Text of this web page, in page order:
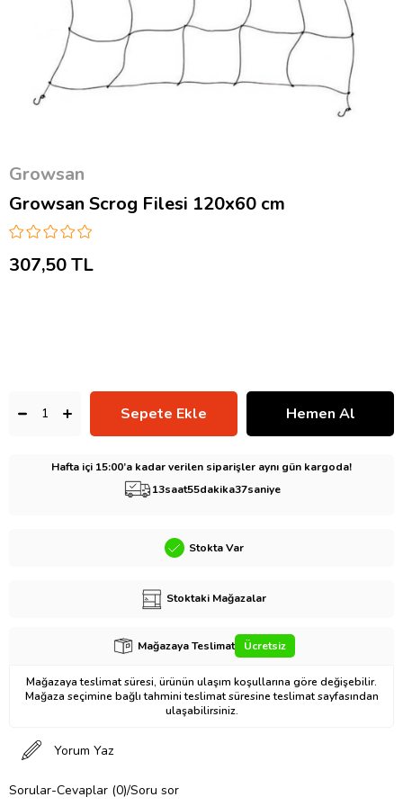
Growsan
Growsan Scrog Filesi 120x60 cm
307,50 TL
Hafta içi 15:00’a kadar verilen siparişler aynı gün kargoda!
13saat55dakika36saniye
Stokta Var
Stoktaki Mağazalar
Mağazaya Teslimat Ücretsiz
Mağazaya teslimat süresi, ürünün ulaşım koşullarına göre değişebilir.
Mağaza seçimine bağlı tahmini teslimat süresine teslimat sayfasından
ulaşabilirsiniz.
Yorum Yaz
Sorular-Cevaplar (0)/Soru sor